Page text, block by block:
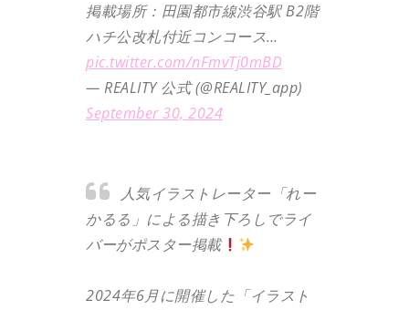
掲載場所：田園都市線渋谷駅 B2階
ハチ公改札付近コンコース…
pic.twitter.com/nFmvTj0mBD
— REALITY 公式 (@REALITY_app)
September 30, 2024
人気イラストレーター「れー
かるる」による描き下ろしでライ
バーがポスター掲載
2024年6月に開催した「イラスト